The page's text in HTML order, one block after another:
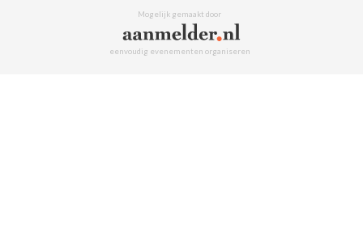
Mogelijk gemaakt door
eenvoudig evenementen organiseren